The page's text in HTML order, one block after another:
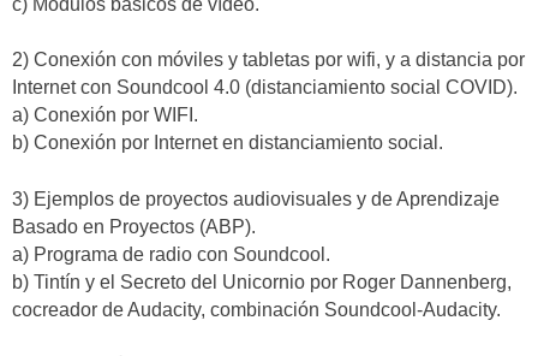
c) Módulos básicos de vídeo.
2) Conexión con móviles y tabletas por wifi, y a distancia por
Internet con Soundcool 4.0 (distanciamiento social COVID).
a) Conexión por WIFI.
b) Conexión por Internet en distanciamiento social.
3) Ejemplos de proyectos audiovisuales y de Aprendizaje
Basado en Proyectos (ABP).
a) Programa de radio con Soundcool.
b) Tintín y el Secreto del Unicornio por Roger Dannenberg,
cocreador de Audacity, combinación Soundcool-Audacity.